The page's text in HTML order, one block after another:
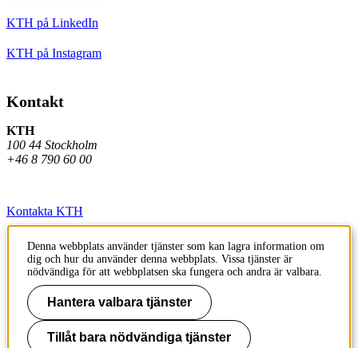
KTH på LinkedIn
KTH på Instagram
Kontakt
KTH
100 44 Stockholm
+46 8 790 60 00
Kontakta KTH
Jobba på KTH
Press och media
Faktura och betalning KTH
Om KTH:s webbplatser
Denna webbplats använder tjänster som kan lagra information om
dig och hur du använder denna webbplats. Vissa tjänster är
nödvändiga för att webbplatsen ska fungera och andra är valbara.
Hantera valbara tjänster
Tillåt bara nödvändiga tjänster